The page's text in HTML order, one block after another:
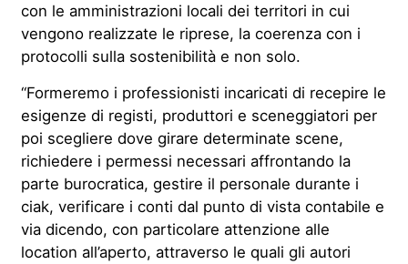
con le amministrazioni locali dei territori in cui
vengono realizzate le riprese, la coerenza con i
protocolli sulla sostenibilità e non solo.
“Formeremo i professionisti incaricati di recepire le
esigenze di registi, produttori e sceneggiatori per
poi scegliere dove girare determinate scene,
richiedere i permessi necessari affrontando la
parte burocratica, gestire il personale durante i
ciak, verificare i conti dal punto di vista contabile e
via dicendo, con particolare attenzione alle
location all’aperto, attraverso le quali gli autori